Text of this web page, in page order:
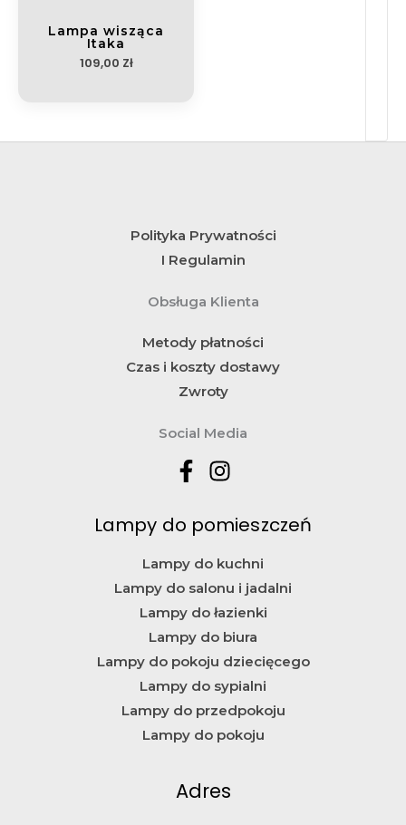
Lampa wisząca
Itaka
109,00 Zł
Polityka Prywatności
I Regulamin
Obsługa Klienta
Metody płatności
Czas i koszty dostawy
Zwroty
Social Media
Lampy do pomieszczeń
Lampy do kuchni
Lampy do salonu i jadalni
Lampy do łazienki
Lampy do biura
Lampy do pokoju dziecięcego
Lampy do sypialni
Lampy do przedpokoju
Lampy do pokoju
Adres